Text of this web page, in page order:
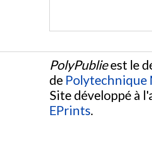
PolyPublieest le
de Polytechnique
Site développé à
EPrints.